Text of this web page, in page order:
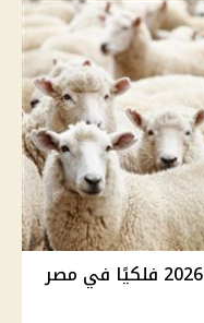
موعد وقفة عرفات وعيد الأضحى 2026 فلكيًا في مصر